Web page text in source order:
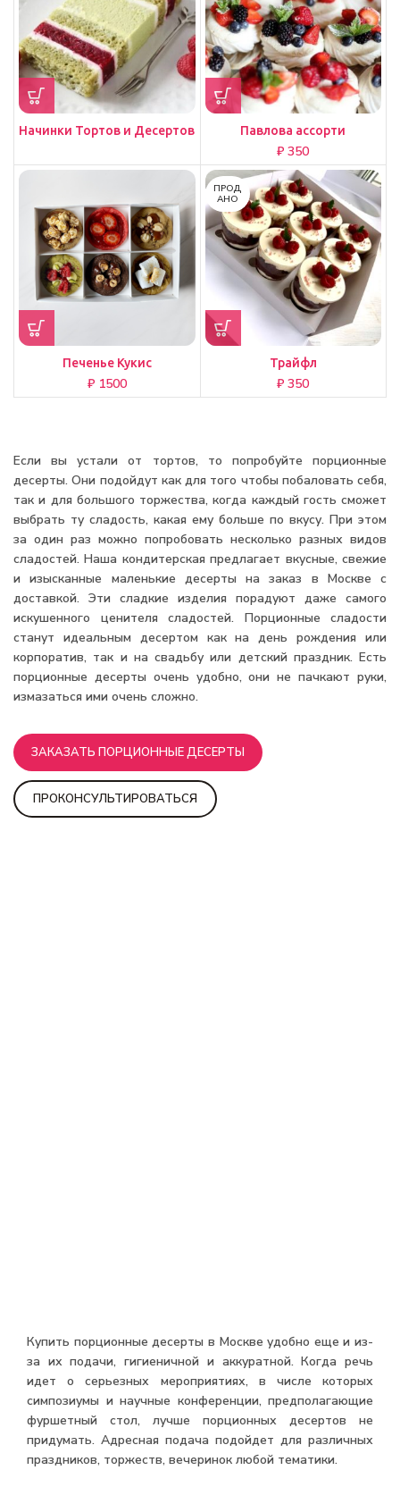
Начинки Тортов и Десертов Павлова ассорти
₽
Печенье Кукис
₽
ПРОД
АНО
Трайфл
₽
Если вы устали от тортов, то попробуйте порционные
десерты. Они подойдут как для того чтобы побаловать себя,
так и для большого торжества, когда каждый гость сможет
выбрать ту сладость, какая ему больше по вкусу. При этом
за один раз можно попробовать несколько разных видов
сладостей. Наша кондитерская предлагает вкусные, свежие
и изысканные маленькие десерты на заказ в Москве с
доставкой. Эти сладкие изделия порадуют даже самого
искушенного ценителя сладостей. Порционные сладости
станут идеальным десертом как на день рождения или
корпоратив, так и на свадьбу или детский праздник. Есть
порционные десерты очень удобно, они не пачкают руки,
измазаться ими очень сложно.
ЗАКАЗАТЬ ПОРЦИОННЫЕ ДЕСЕРТЫ
ПРОКОНСУЛЬТИРОВАТЬСЯ
Купить порционные десерты в Москве удобно еще и из-
за их подачи, гигиеничной и аккуратной. Когда речь
идет о серьезных мероприятиях, в числе которых
симпозиумы и научные конференции, предполагающие
фуршетный стол, лучше порционных десертов не
придумать. Адресная подача подойдет для различных
праздников, торжеств, вечеринок любой тематики.